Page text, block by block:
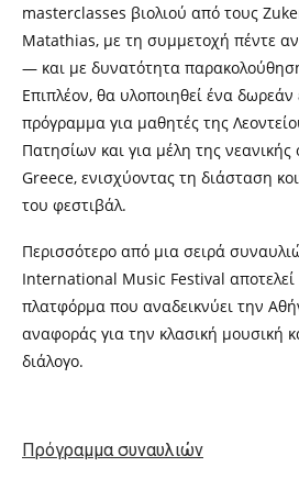
masterclasses βιολιού από τους
Matathias, με τη συμμετοχή πέντε
— και με δυνατότητα
Επιπλέον, θα υλοποιηθεί ένα δωρεάν
πρόγραμμα για μαθητές της
Πατησίων και για μέλη της
Greece, ενισχύοντας τη διάσταση
του φεστιβάλ.
Περισσότερο από μια σειρά
International Music Festival αποτελεί
πλατφόρμα που αναδεικνύει την
αναφοράς για την κλασική μουσική
διάλογο.
Πρόγραμμα συναυλιών